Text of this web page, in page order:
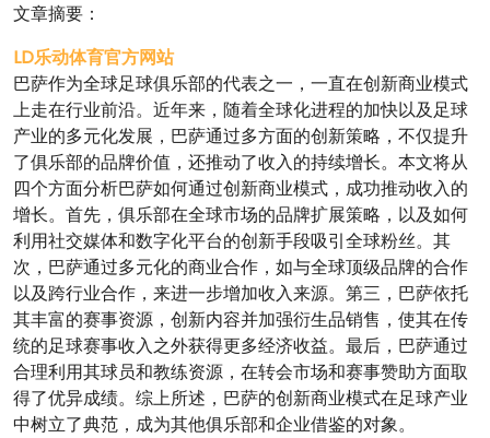
文章摘要：
LD乐动体育官方网站
巴萨作为全球足球俱乐部的代表之一，一直在创新商业模式
上走在行业前沿。近年来，随着全球化进程的加快以及足球
产业的多元化发展，巴萨通过多方面的创新策略，不仅提升
了俱乐部的品牌价值，还推动了收入的持续增长。本文将从
四个方面分析巴萨如何通过创新商业模式，成功推动收入的
增长。首先，俱乐部在全球市场的品牌扩展策略，以及如何
利用社交媒体和数字化平台的创新手段吸引全球粉丝。其
次，巴萨通过多元化的商业合作，如与全球顶级品牌的合作
以及跨行业合作，来进一步增加收入来源。第三，巴萨依托
其丰富的赛事资源，创新内容并加强衍生品销售，使其在传
统的足球赛事收入之外获得更多经济收益。最后，巴萨通过
合理利用其球员和教练资源，在转会市场和赛事赞助方面取
得了优异成绩。综上所述，巴萨的创新商业模式在足球产业
中树立了典范，成为其他俱乐部和企业借鉴的对象。